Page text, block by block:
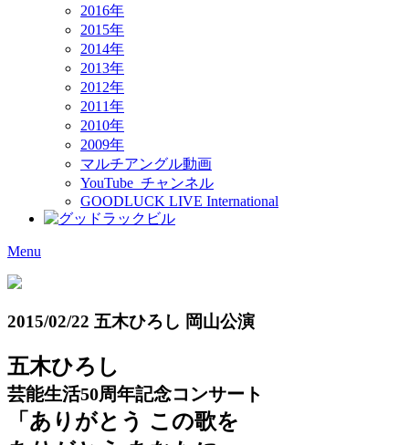
2016年
2015年
2014年
2013年
2012年
2011年
2010年
2009年
マルチアングル動画
YouTube チャンネル
GOODLUCK LIVE International
Menu
2015/02/22 五木ひろし 岡山公演
五木ひろし
芸能生活50周年記念コンサート
「ありがとう この歌を